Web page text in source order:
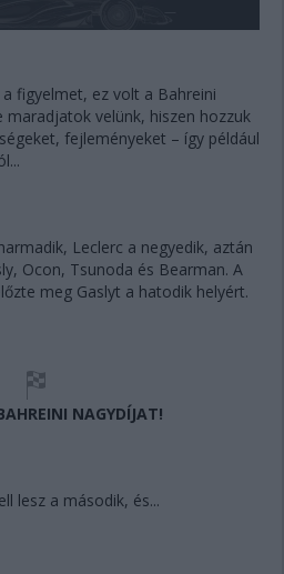
figyelmet, ez volt a Bahreini
maradjatok velünk, hiszen hozzuk
fejleményeket – így például
Leclerc a negyedik, aztán
Ocon, Tsunoda és Bearman. A
meg Gaslyt a hatodik helyért.
NAGYDÍJAT!
lesz a második, és...